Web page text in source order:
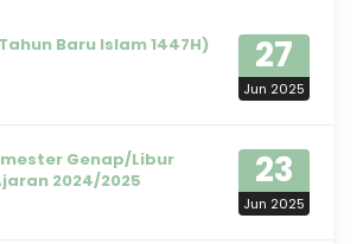
27
Jun 2025
Baru Islam 1447H)
23
Jun 2025
Genap/Libur
2024/2025